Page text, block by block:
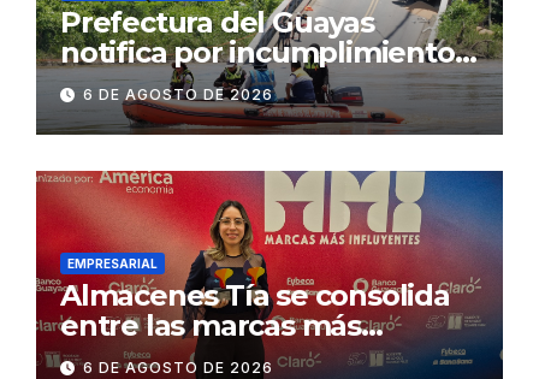
Prefectura del Guayas
notifica por incumplimiento
contractual a la
Concesionaria CONORTE y
exige celeridad en
desmontaje del puente
Gonzalo Icaza Cornejo, en
Daule
6 DE AGOSTO DE 2026
EMPRESARIAL
Almacenes Tía se consolida
entre las marcas más
influyentes del Ecuador
6 DE AGOSTO DE 2026